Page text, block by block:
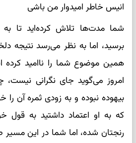
انیس خاطر امیدوار من باشی
شما مدت‌ها تلاش کرده‌اید تا
برسید، اما به نظر می‌رسد نتیجه
همین موضوع شما را ناامید
امروز می‌گوید جای نگرانی
بیهوده نبوده و به زودی ثمره آن
که به او اعتماد داشتید به قول
رنجتان شده، اما شما در این